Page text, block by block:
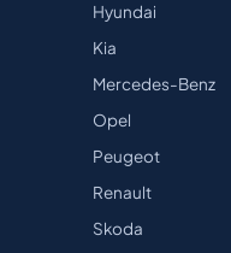
Hyundai
Kia
Mercedes-Benz
Opel
Peugeot
Renault
Skoda